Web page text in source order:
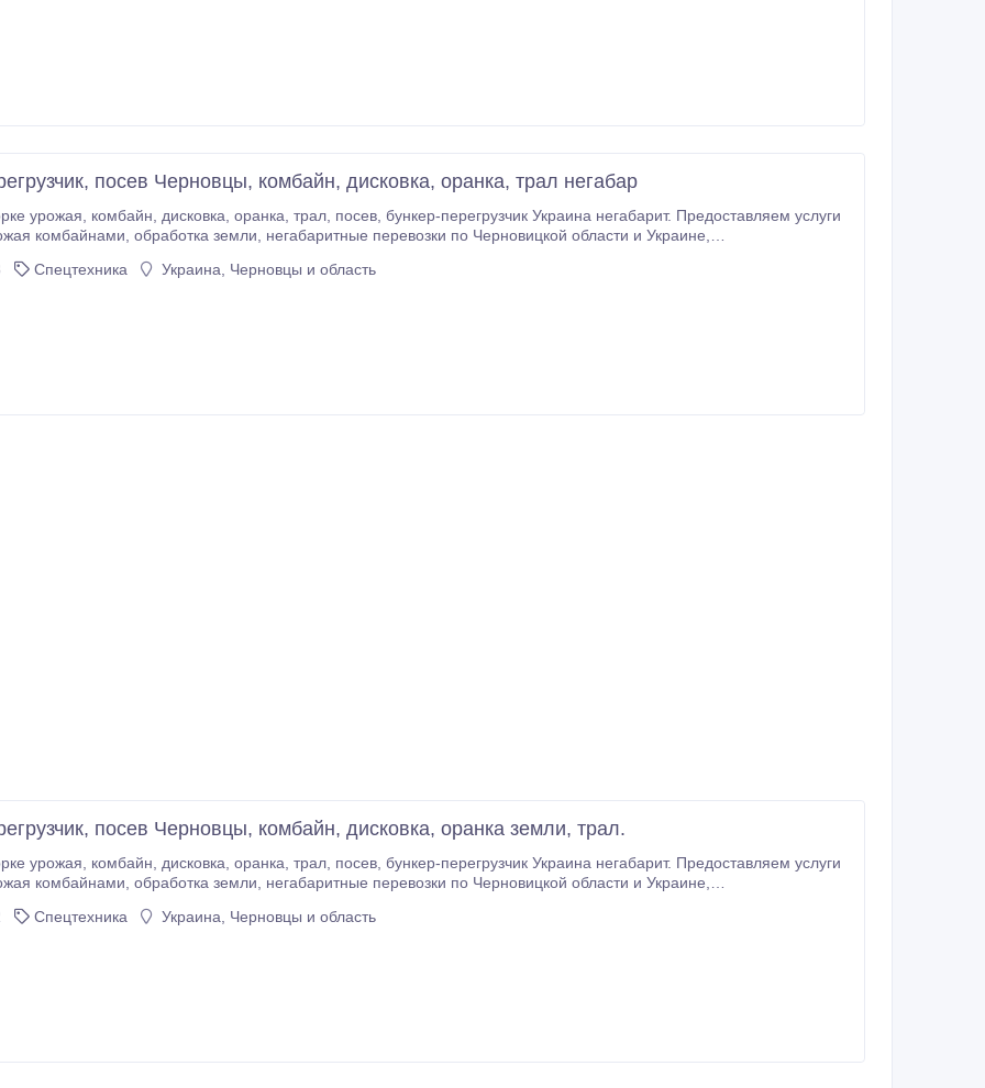
посев Черновцы, комбайн, дисковка, оранка, трал негабар
урожая, комбайн, дисковка, оранка, трал, посев, бункер-перегрузчик Украина негабарит. Предоставляем услуги
перевозки по Черновицкой области и Украине,
Спецтехника Украина, Черновцы и область
посев Черновцы, комбайн, дисковка, оранка земли, трал.
урожая, комбайн, дисковка, оранка, трал, посев, бункер-перегрузчик Украина негабарит. Предоставляем услуги
перевозки по Черновицкой области и Украине,
Спецтехника Украина, Черновцы и область